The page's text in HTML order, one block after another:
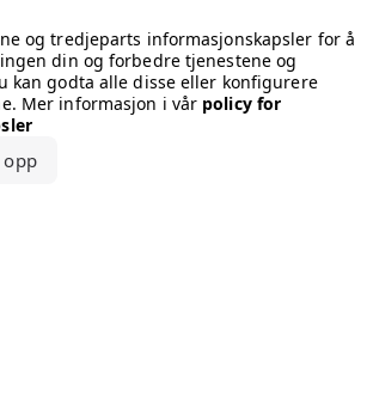
og tredjeparts informasjonskapsler for å
din og forbedre tjenestene og
kan godta alle disse eller konfigurere
Mer informasjon i vår policy for
opp
the brand